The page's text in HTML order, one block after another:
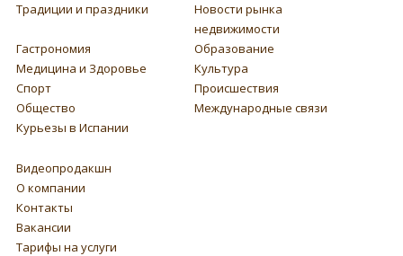
Традиции и праздники
Новости рынка
недвижимости
Гастрономия
Образование
Медицина и Здоровье
Культура
Спорт
Происшествия
Общество
Международные связи
Курьезы в Испании
Видеопродакшн
О компании
Контакты
Вакансии
Тарифы на услуги